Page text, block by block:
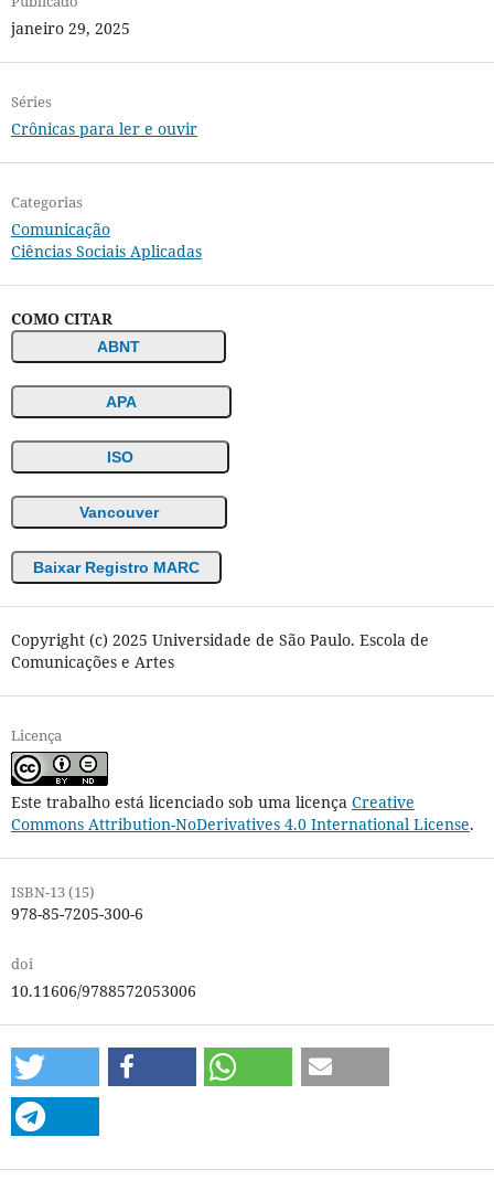
janeiro 29, 2025
Séries
Crônicas para ler e ouvir
Categorias
Comunicação
Ciências Sociais Aplicadas
COMO CITAR
ABNT
APA
ISO
Vancouver
Baixar Registro MARC
Copyright (c) 2025 Universidade de São Paulo. Escola de
Comunicações e Artes
Licença
Este trabalho está licenciado sob uma licença Creative
Commons Attribution-NoDerivatives 4.0 International License.
ISBN-13 (15)
978-85-7205-300-6
doi
10.11606/9788572053006